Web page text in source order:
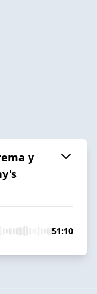
y
51:10